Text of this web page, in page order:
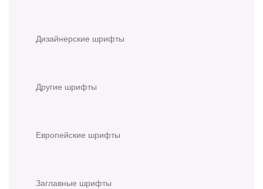
Дизайнерские шрифты
Другие шрифты
Европейские шрифты
Заглавные шрифты